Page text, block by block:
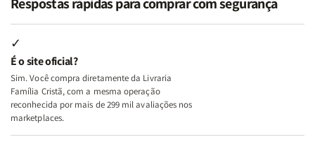
Minhas
Lutas
e
Deus
+
A
Mulher
Minhas
Lutas
+
A
Mulher
Segundo
Mulher
Segundo
✓
É o site oficial?
Sim. Você compra diretamente da Livraria
Família Cristã, com a mesma operação
reconhecida por mais de 299 mil avaliações nos
marketplaces.